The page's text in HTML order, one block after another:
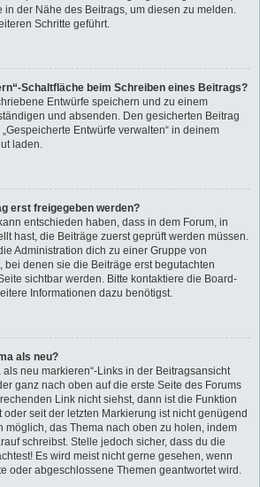
in der Nähe des Beitrags, um diesen zu melden.
Schritte geführt.
Schaltfläche beim Schreiben eines Beitrags?
Entwürfe speichern und zu einem
und absenden. Den gesicherten Beitrag
Entwürfe verwalten“ in deinem
laden.
erst freigegeben werden?
entschieden haben, dass in dem Forum, in
hast, die Beiträge zuerst geprüft werden müssen.
Administration dich zu einer Gruppe von
bei denen sie die Beiträge erst begutachten
sichtbar werden. Bitte kontaktiere die Board-
Informationen dazu benötigst.
als neu?
als neu markieren“-Links in der Beitragsansicht
ganz nach oben auf die erste Seite des Forums
Link nicht siehst, dann ist die Funktion
seit der letzten Markierung ist nicht genügend
möglich, das Thema nach oben zu holen, indem
schreibst. Stelle jedoch sicher, dass du die
Es wird meist nicht gerne gesehen, wenn
oder abgeschlossene Themen geantwortet wird.